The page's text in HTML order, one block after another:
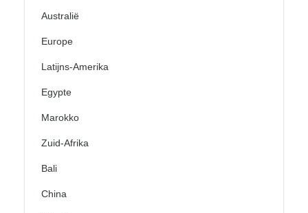
Australië
Europe
Latijns-Amerika
Egypte
Marokko
Zuid-Afrika
Bali
China